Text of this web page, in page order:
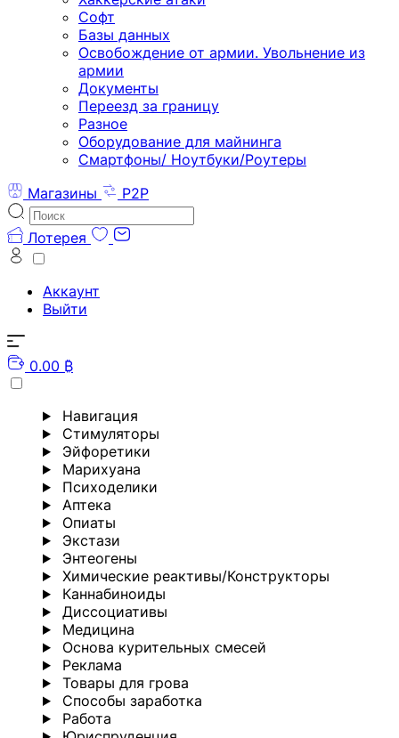
Софт
Базы данных
Освобождение от армии. Увольнение из
армии
Документы
Переезд за границу
Разное
Оборудование для майнинга
Смартфоны/ Ноутбуки/Роутеры
Магазины
P2P
Лотерея
Аккаунт
Выйти
0.00 ₿
Навигация
Стимуляторы
Эйфоретики
Марихуана
Психоделики
Аптека
Опиаты
Экстази
Энтеогены
Химические реактивы/Конструкторы
Каннабиноиды
Диссоциативы
Медицина
Основа курительных смесей
Реклама
Товары для грова
Способы заработка
Работа